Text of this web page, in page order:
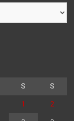
S S
1 2